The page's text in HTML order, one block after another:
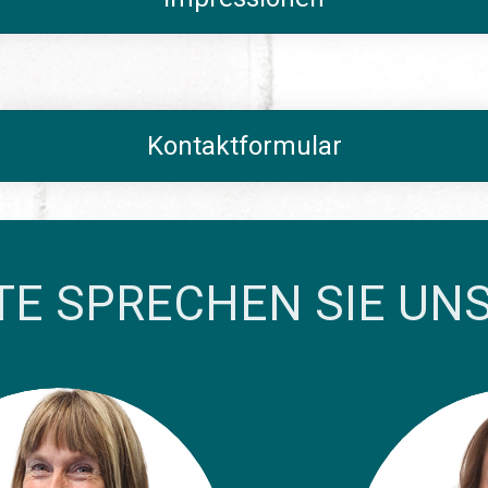
Kontaktformular
SPRECHEN SIE